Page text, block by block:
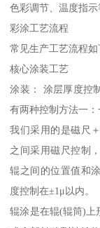
色彩调节、温度指示
彩涂工艺流程
常见生产工艺流程如
核心涂装工艺
涂装： 涂层厚度控
有两种控制方法一
我们采用的是磁尺
之间采用磁尺控制
辊之间的位置值和
度控制在±1μ以内。
辊涂是在辊(辊筒)上